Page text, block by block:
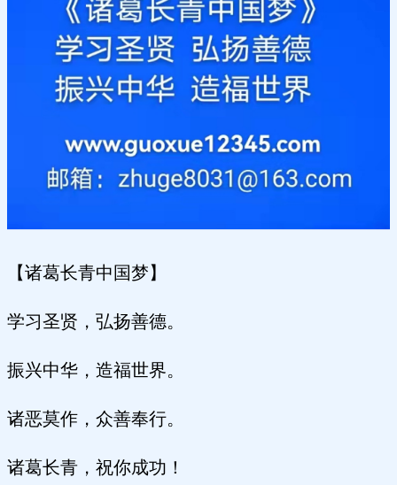
【诸葛长青中国梦】
学习圣贤，弘扬善德。
振兴中华，造福世界。
诸恶莫作，众善奉行。
诸葛长青，祝你成功！